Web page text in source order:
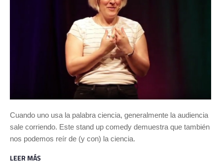
Cuando uno usa la palabra ciencia, generalmente la audiencia
sale corriendo. Este stand up comedy demuestra que también
nos podemos reír de (y con) la ciencia.
LEER MÁS